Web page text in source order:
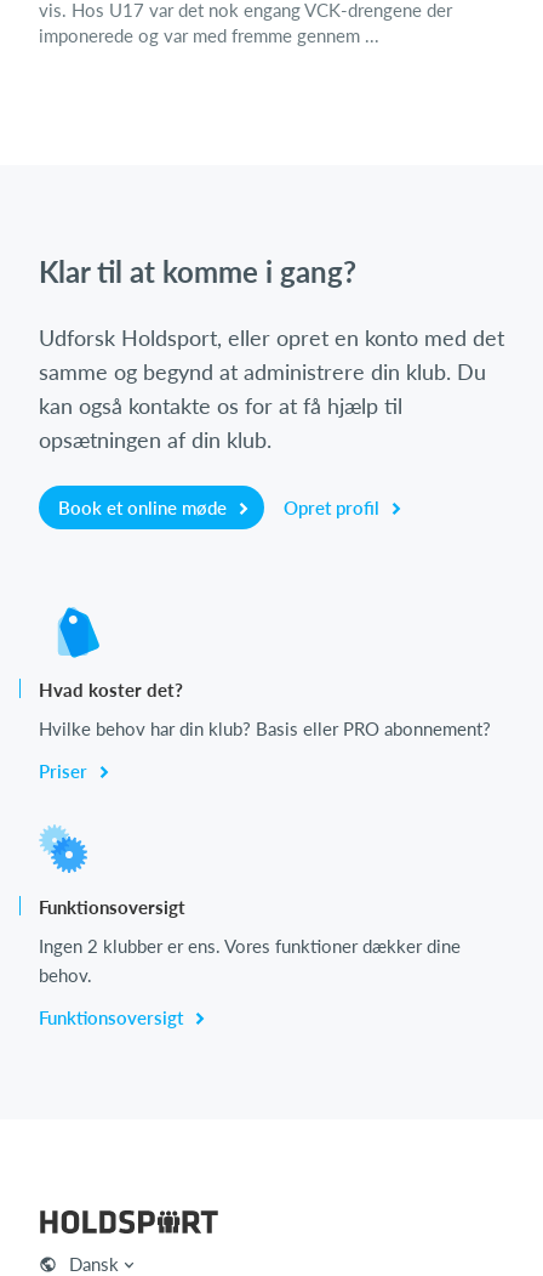
vis. Hos U17 var det nok engang VCK-drengene der
imponerede og var med fremme gennem ...
Klar til at komme i gang?
Udforsk Holdsport, eller opret en konto med det
samme og begynd at administrere din klub. Du
kan også kontakte os for at få hjælp til
opsætningen af din klub.
Book et online møde Opret profil
Hvad koster det?
Hvilke behov har din klub? Basis eller PRO abonnement?
Priser
Funktionsoversigt
Ingen 2 klubber er ens. Vores funktioner dækker dine
behov.
Funktionsoversigt
Dansk